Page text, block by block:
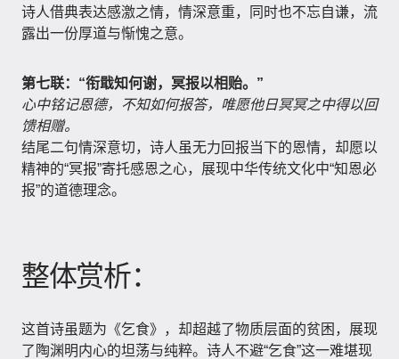
诗人借典表达感激之情，情深意重，同时也不忘自谦，流
露出一份厚道与惭愧之意。
第七联：“衔戢知何谢，冥报以相贻。”
心中铭记恩德，不知如何报答，唯愿他日冥冥之中得以回
馈相赠。
结尾二句情深意切，诗人虽无力回报当下的恩情，却愿以
精神的“冥报”寄托感恩之心，展现中华传统文化中“知恩必
报”的道德理念。
整体赏析：
这首诗虽题为《乞食》，却超越了物质层面的贫困，展现
了陶渊明内心的坦荡与纯粹。诗人不避“乞食”这一难堪现